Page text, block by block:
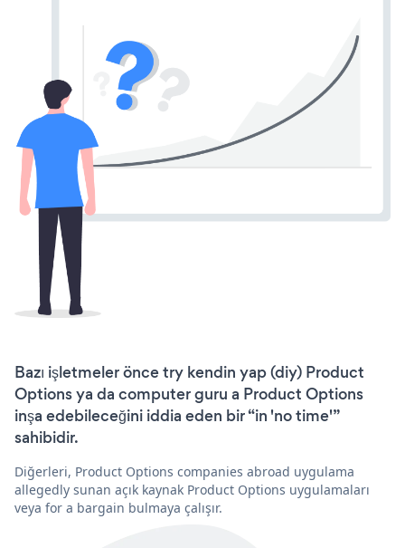
Bazı işletmeler önce try kendin yap (diy) Product
Options ya da computer guru a Product Options
inşa edebileceğini iddia eden bir “in 'no time'”
sahibidir.
Diğerleri, Product Options companies abroad uygulama
allegedly sunan açık kaynak Product Options uygulamaları
veya for a bargain bulmaya çalışır.